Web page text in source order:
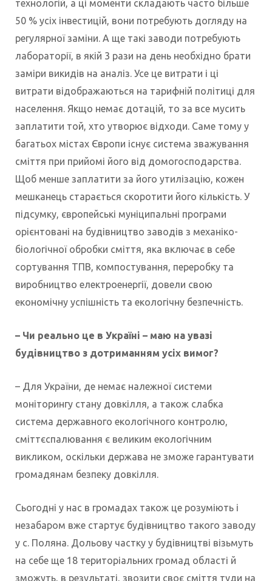
технологій, а ці моменти складають часто більше
50 % усіх інвестицій, вони потребують догляду на
регулярної заміни. А ще такі заводи потребують
лабораторії, в якій 3 рази на день необхідно брати
заміри викидів на аналіз. Усе це витрати і ці
витрати відображаються на тарифній політиці для
населення. Якщо немає дотацій, то за все мусить
заплатити той, хто утворює відходи. Саме тому у
багатьох містах Європи існує система зважування
сміття при прийомі його від домогосподарства.
Щоб менше заплатити за його утилізацію, кожен
мешканець старається скоротити його кількість. У
підсумку, європейські муніципальні програми
орієнтовані на будівництво заводів з механіко-
біологічної обробки сміття, яка включає в себе
сортування ТПВ, компостування, переробку та
виробництво електроенергії, довели свою
економічну успішність та екологічну безпечність.
– Чи реально це в Україні – маю на увазі
будівництво з дотриманням усіх вимог?
– Для України, де немає належної системи
моніторингу стану довкілля, а також слабка
система державного екологічного контролю,
сміттєспалювання є великим екологічним
викликом, оскільки держава не зможе гарантувати
громадянам безпеку довкілля.
Сьогодні у нас в громадах також це розуміють і
незабаром вже стартує будівництво такого заводу
у с. Поляна. Дольову частку у будівництві візьмуть
на себе ще 18 територіальних громад області й
зможуть, в результаті, звозити своє сміття туди на